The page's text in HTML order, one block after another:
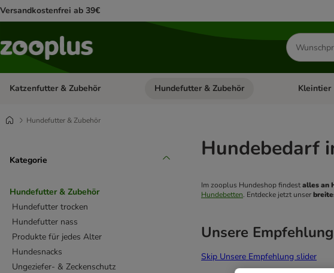
Versandkostenfrei ab 39€
Produkte
suchen
Katzenfutter & Zubehör Kategorie-Menü öffnen: Katzenfutter & Zubehör
Hundefutter & Zubehör Kleintier
Hundefutter & Zubehör
Kategorie
Hundefutter & Zubehör
Hundefutter trocken
Hundefutter nass
Produkte für jedes Alter
Hundesnacks
Ungeziefer- & Zeckenschutz
Hundebedarf
Im zooplus Hundeshop findest alles an
Hundebetten. Entdecke jetzt unser
Unsere Empfehlung
Skip Unsere Empfehlung slider